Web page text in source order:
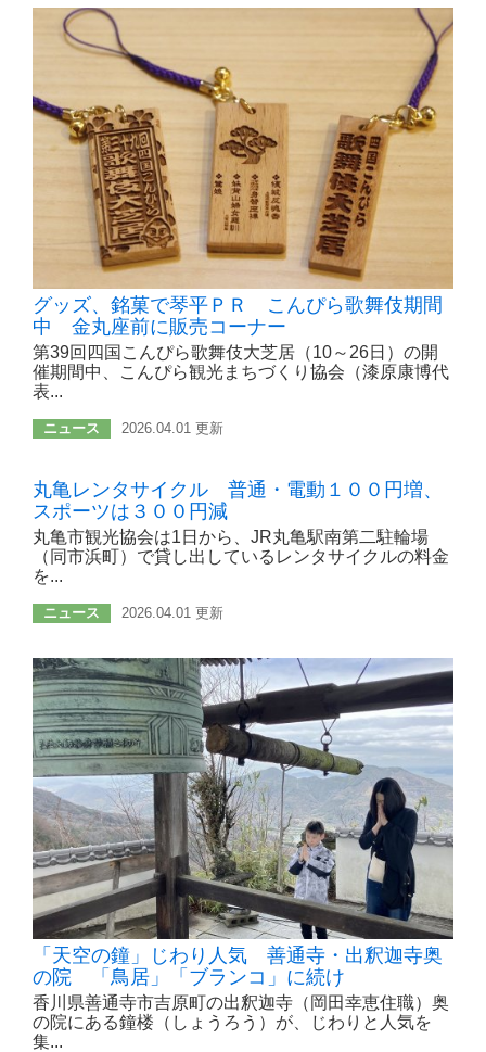
グッズ、銘菓で琴平ＰＲ こんぴら歌舞伎期間
中 金丸座前に販売コーナー
第39回四国こんぴら歌舞伎大芝居（10～26日）の開
催期間中、こんぴら観光まちづくり協会（漆原康博代
表...
ニュース 2026.04.01 更新
丸亀レンタサイクル 普通・電動１００円増、
スポーツは３００円減
丸亀市観光協会は1日から、JR丸亀駅南第二駐輪場
（同市浜町）で貸し出しているレンタサイクルの料金
を...
ニュース 2026.04.01 更新
「天空の鐘」じわり人気 善通寺・出釈迦寺奥
の院 「鳥居」「ブランコ」に続け
香川県善通寺市吉原町の出釈迦寺（岡田幸恵住職）奥
の院にある鐘楼（しょうろう）が、じわりと人気を
集...